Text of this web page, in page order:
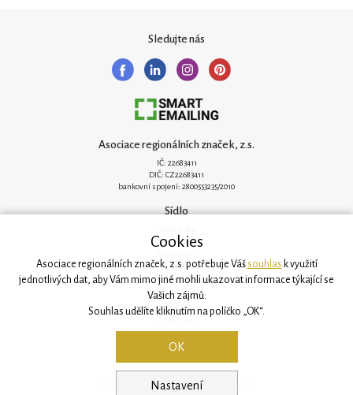
Sledujte nás
Asociace regionálních značek, z.s.
IČ: 22683411
DIČ: CZ22683411
bankovní spojení: 2800553235/2010
Sídlo
251 62 Mukařov
Kancelář
Svatovítská 906/6
160 00 Praha 6
© 2026, Asociace regionálních značek
Cookies
Asociace regionálních značek, z.s. potřebuje Vášsouhlas k využití
jednotlivých dat, aby Vám mimo jiné mohli ukazovat informace týkající se
Vašich zájmů.
Souhlas udělíte kliknutím na políčko „OK“.
Nastavení
OK